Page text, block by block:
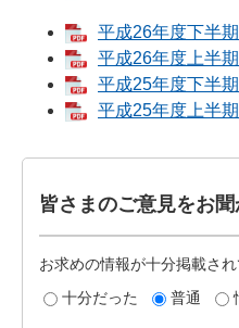
平成26年度下半
平成26年度上半
平成25年度下半
平成25年度上半
皆さまのご意見をお聞
お求めの情報が十分掲載さ
十分だった
普通